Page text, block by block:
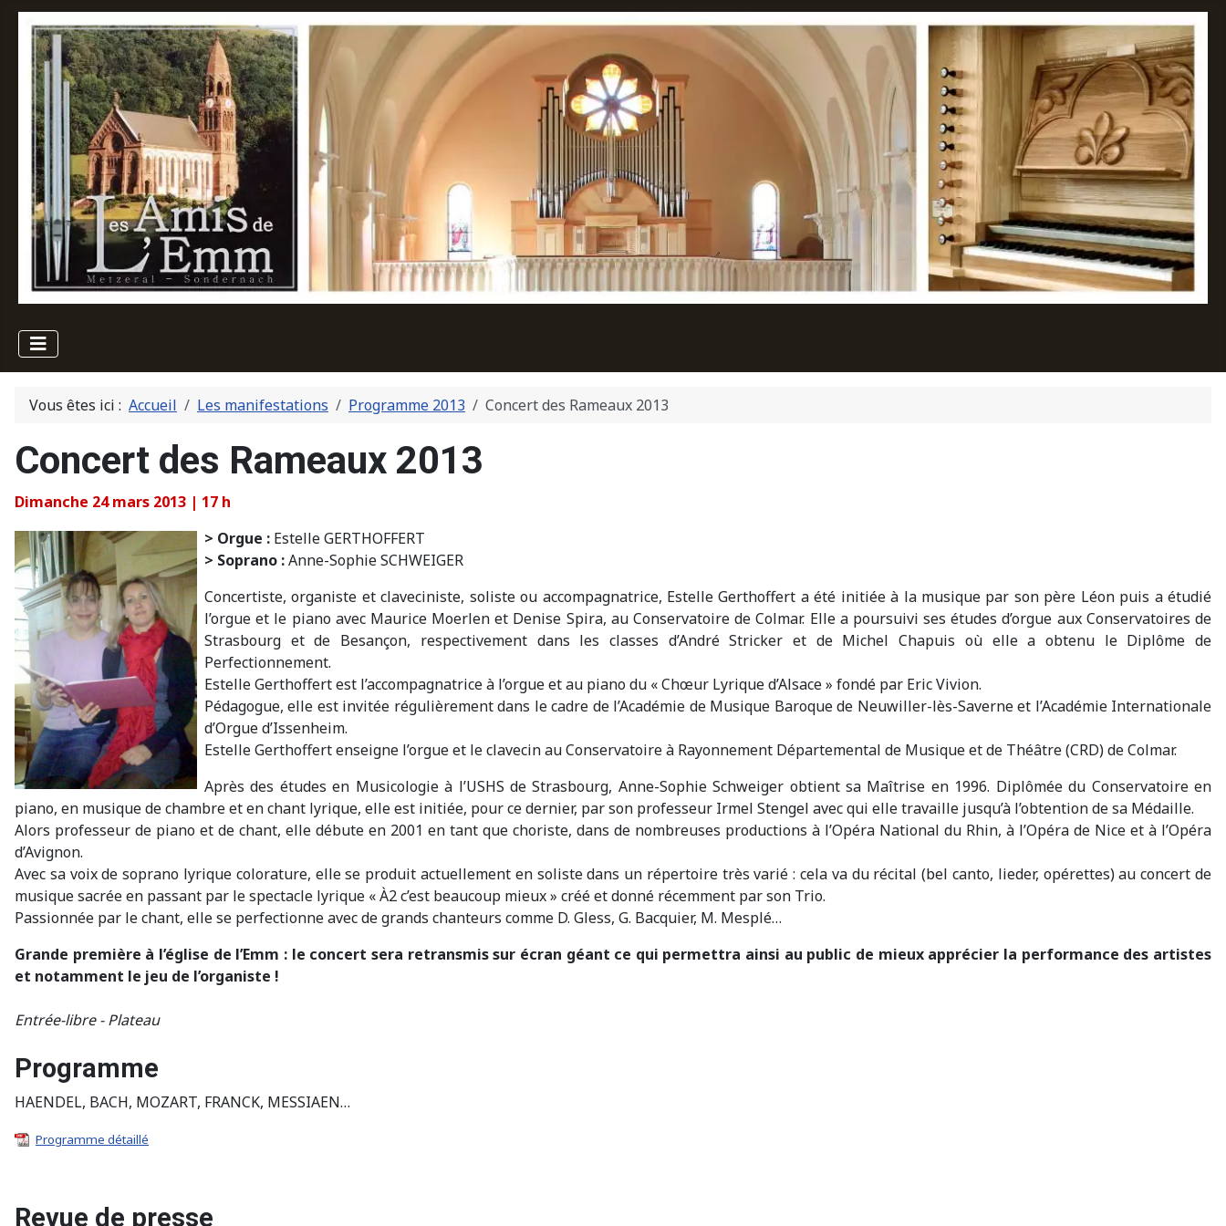
Vous êtes ici : Accueil Les manifestations Programme 2013 Concert des Rameaux 2013
Concert des Rameaux 2013
Dimanche 24 mars 2013 | 17 h
> Orgue : Estelle GERTHOFFERT
> Soprano :Anne-Sophie SCHWEIGER
Concertiste, organiste et claveciniste, soliste ou accompagnatrice, Estelle Gerthoffert a été initiée à la musique par son père Léon puis a étudié
l’orgue et le piano avec Maurice Moerlen et Denise Spira, au Conservatoire de Colmar. Elle a poursuivi ses études d’orgue aux Conservatoires de
Strasbourg et de Besançon, respectivement dans les classes d’André Stricker et de Michel Chapuis où elle a obtenu le Diplôme de
Perfectionnement.
Estelle Gerthoffert est l’accompagnatrice à l’orgue et au piano du « Chœur Lyrique d’Alsace » fondé par Eric Vivion.
Pédagogue, elle est invitée régulièrement dans le cadre de l’Académie de Musique Baroque de Neuwiller-lès-Saverne et l’Académie Internationale
d’Orgue d’Issenheim.
Estelle Gerthoffert enseigne l’orgue et le clavecin au Conservatoire à Rayonnement Départemental de Musique et de Théâtre (CRD) de Colmar.
Après des études en Musicologie à l’USHS de Strasbourg, Anne-Sophie Schweiger obtient sa Maîtrise en 1996. Diplômée du Conservatoire en
piano, en musique de chambre et en chant lyrique, elle est initiée, pour ce dernier, par son professeur Irmel Stengel avec qui elle travaille jusqu’à l’obtention de sa Médaille.
Alors professeur de piano et de chant, elle débute en 2001 en tant que choriste, dans de nombreuses productions à l’Opéra National du Rhin, à l’Opéra de Nice et à l’Opéra
d’Avignon.
Avec sa voix de soprano lyrique colorature, elle se produit actuellement en soliste dans un répertoire très varié : cela va du récital (bel canto, lieder, opérettes) au concert de
musique sacrée en passant par le spectacle lyrique « À2 c’est beaucoup mieux » créé et donné récemment par son Trio.
Passionnée par le chant, elle se perfectionne avec de grands chanteurs comme D. Gless, G. Bacquier, M. Mesplé…
Grande première à l’église de l’Emm : le concert sera retransmis sur écran géant ce qui permettra ainsi au public de mieux apprécier la performance des artistes
et notamment le jeu de l’organiste !
Entrée-libre - Plateau
Programme
HAENDEL, BACH, MOZART, FRANCK, MESSIAEN…
Programme détaillé
Revue de presse